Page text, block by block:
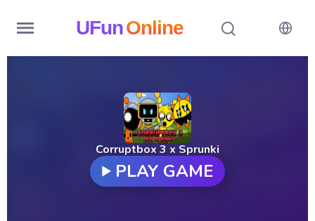
UFunOnline
Corruptbox 3 x Sprunki
PLAY GAME